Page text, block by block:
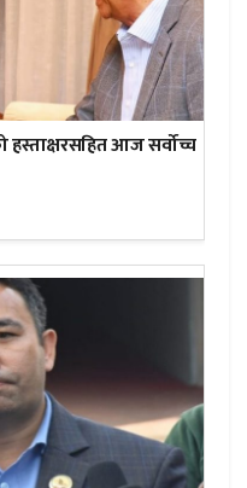
आज सर्वोच्च